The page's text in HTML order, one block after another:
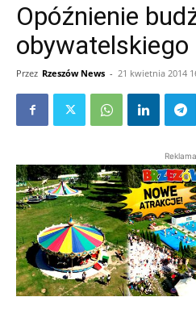
Opóźnienie
obywatelskiego
Przez Rzeszów News - 21 kwietnia 2014
Reklama